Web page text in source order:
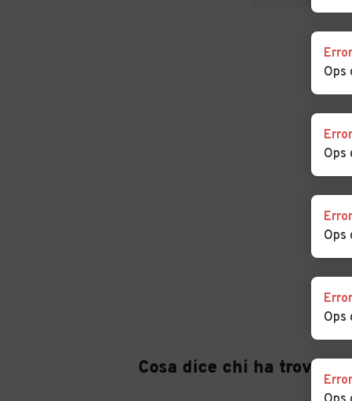
Cosa dice chi ha trovato
Error
Ops
Error
Ops
Error
Ops
Error
Ops
Error